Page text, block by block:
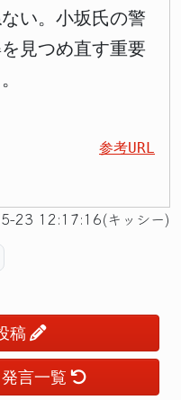
い。小坂氏の警
見つめ直す重要
参考URL
23 12:17:16(キッシー)
稿
言一覧